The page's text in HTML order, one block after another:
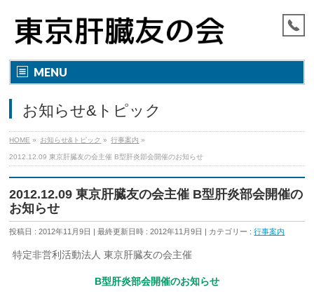
MENU
お知らせ&トピック
HOME » お知らせ&トピック » 行事案内 »
2012.12.09 東京肝臓友の会主催 B型肝炎部会開催のお知らせ
2012.12.09 東京肝臓友の会主催 B型肝炎部会開催の
お知らせ
投稿日 : 2012年11月9日 最終更新日時 : 2012年11月9日 カテゴリー :行事案内
特定非営利活動法人 東京肝臓友の会主催
B型肝炎部会開催のお知らせ